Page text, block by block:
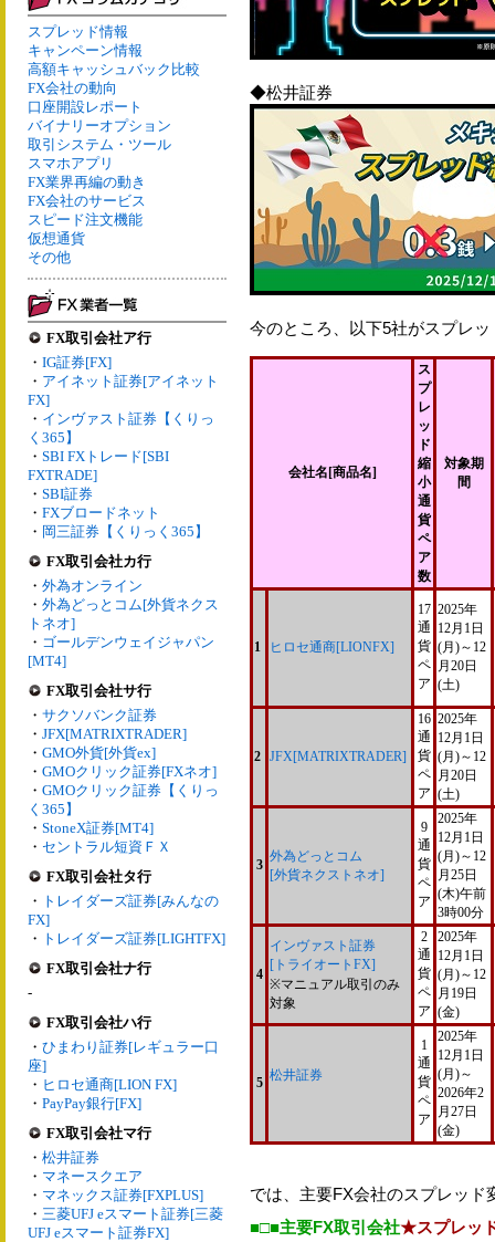
スプレッド情報
キャンペーン情報
高額キャッシュバック比較
FX会社の動向
口座開設レポート
バイナリーオプション
取引システム・ツール
スマホアプリ
FX業界再編の動き
FX会社のサービス
スピード注文機能
仮想通貨
その他
FX取引会社ア行
・ IG証券[FX]
・ アイネット証券[アイネット
FX]
・ インヴァスト証券【くりっ
く365】
・ SBI FXトレード[SBI
FXTRADE]
・ SBI証券
・ FXブロードネット
・ 岡三証券【くりっく365】
FX取引会社カ行
・ 外為オンライン
・ 外為どっとコム[外貨ネクス
トネオ]
・ ゴールデンウェイジャパン
[MT4]
FX取引会社サ行
・ サクソバンク証券
・ JFX[MATRIXTRADER]
・ GMO外貨[外貨ex]
・ GMOクリック証券[FXネオ]
・ GMOクリック証券【くりっ
く365】
・ StoneX証券[MT4]
・ セントラル短資ＦＸ
FX取引会社タ行
・ トレイダーズ証券[みんなの
FX]
・ トレイダーズ証券[LIGHTFX]
FX取引会社ナ行
-
FX取引会社ハ行
・ ひまわり証券[レギュラー口
座]
・ ヒロセ通商[LION FX]
・ PayPay銀行[FX]
FX取引会社マ行
・ 松井証券
・ マネースクエア
・ マネックス証券[FXPLUS]
・ 三菱UFJ eスマート証券[三菱
UFJ eスマート証券FX]
◆松井証券
今のところ、以下5社がスプレ
会社名[商品名]
ス
プ
レ
ッ
ド
縮
小
通
貨
ペ
ア
数
対象期
間
1 ヒロセ通商[LIONFX]
17
通
貨
ペ
ア
2025年
12月1日
(月)～12
月20日
(土)
2 JFX[MATRIXTRADER]
16
通
貨
ペ
ア
2025年
12月1日
(月)～12
月20日
(土)
3
外為どっとコム
[外貨ネクストネオ]
9
通
貨
ペ
ア
2025年
12月1日
(月)～12
月25日
(木)午前
3時00分
4
インヴァスト証券
[トライオートFX]
※マニュアル取引のみ
対象
2
通
貨
ペ
ア
2025年
12月1日
(月)～12
月19日
(金)
5 松井証券
1
通
貨
ペ
ア
2025年
12月1日
(月)～
2026年2
月27日
(金)
では、主要FX会社のスプレッド
■□■主要FX取引会社★スプレッ